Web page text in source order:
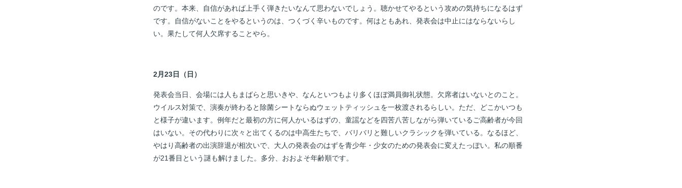
のです。本来、自信があれば上手く弾きたいなんて思わないでしょう。聴かせてやるという攻めの気持ちになるはず
です。自信がないことをやるというのは、つくづく辛いものです。何はともあれ、発表会は中止にはならないらし
い。果たして何人欠席することやら。
2月23日（日）
発表会当日、会場には人もまばらと思いきや、なんといつもより多くほぼ満員御礼状態。欠席者はいないとのこと。
ウイルス対策で、演奏が終わると除菌シートならぬウェットティッシュを一枚渡されるらしい。ただ、どこかいつも
と様子が違います。例年だと最初の方に何人かいるはずの、童謡などを四苦八苦しながら弾いているご高齢者が今回
はいない。その代わりに次々と出てくるのは中高生たちで、バリバリと難しいクラシックを弾いている。なるほど、
やはり高齢者の出演辞退が相次いで、大人の発表会のはずを青少年・少女のための発表会に変えたっぽい。私の順番
が21番目という謎も解けました。多分、おおよそ年齢順です。